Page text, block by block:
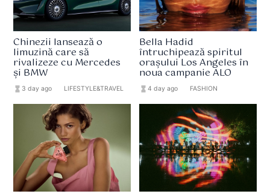
Chinezii lansează o
limuzină care să
rivalizeze cu Mercedes
și BMW
hourglass_full 3 day ago LIFESTYLE&TRAVEL
Bella Hadid
întruchipează spiritul
orașului Los Angeles în
noua campanie ALO
hourglass_full 4 day ago FASHION